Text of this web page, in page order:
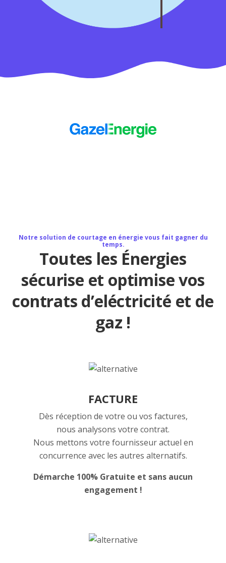
Notre solution de courtage en énergie vous fait gagner du
temps.
Toutes les Énergies
sécurise et optimise vos
contrats d’eléctricité et de
gaz !
FACTURE
Dès réception de votre ou vos factures,
nous analysons votre contrat.
Nous mettons votre fournisseur actuel en
concurrence avec les autres alternatifs.
Démarche 100% Gratuite et sans aucun
engagement !